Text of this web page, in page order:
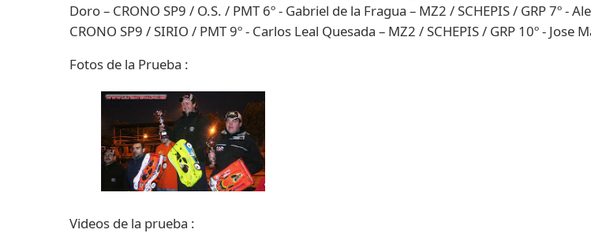
Doro – CRONO SP9 / O.S. / PMT 6º - Gabriel de la Fragua – MZ2 / SCHEPIS / GRP 7º -
CRONO SP9 / SIRIO / PMT 9º - Carlos Leal Quesada – MZ2 / SCHEPIS / GRP 10º - Jose
Fotos de la Prueba :
Videos de la prueba :